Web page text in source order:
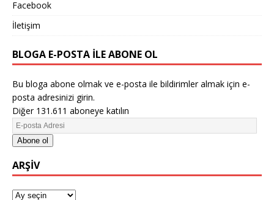
Facebook
İletişim
BLOGA E-POSTA ILE ABONE OL
Bu bloga abone olmak ve e-posta ile bildirimler almak için e-
posta adresinizi girin.
Diğer 131.611 aboneye katılın
Abone ol
ARŞIV